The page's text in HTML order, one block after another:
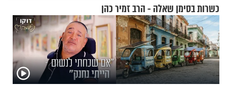
כשרות בסימן שאלה - הרב זמיר כהן